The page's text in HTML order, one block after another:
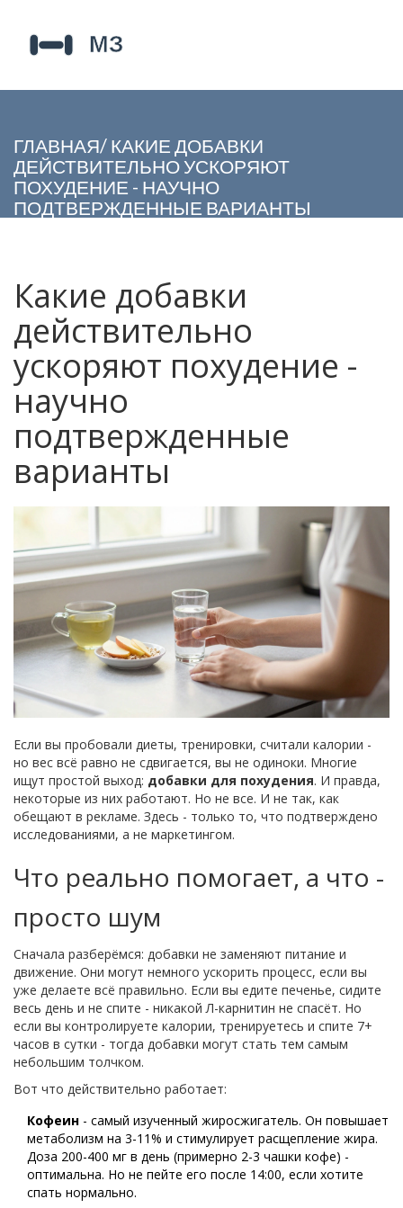
ГЛАВНАЯ/ КАКИЕ ДОБАВКИ
ДЕЙСТВИТЕЛЬНО УСКОРЯЮТ
ПОХУДЕНИЕ - НАУЧНО
ПОДТВЕРЖДЕННЫЕ ВАРИАНТЫ
Какие добавки
действительно
ускоряют похудение -
научно
подтвержденные
варианты
Если вы пробовали диеты, тренировки, считали калории -
но вес всё равно не сдвигается, вы не одиноки. Многие
ищут простой выход: добавки для похудения. И правда,
некоторые из них работают. Но не все. И не так, как
обещают в рекламе. Здесь - только то, что подтверждено
исследованиями, а не маркетингом.
Что реально помогает, а что -
просто шум
Сначала разберёмся: добавки не заменяют питание и
движение. Они могут немного ускорить процесс, если вы
уже делаете всё правильно. Если вы едите печенье, сидите
весь день и не спите - никакой Л-карнитин не спасёт. Но
если вы контролируете калории, тренируетесь и спите 7+
часов в сутки - тогда добавки могут стать тем самым
небольшим толчком.
Вот что действительно работает:
Кофеин - самый изученный жиросжигатель. Он повышает
метаболизм на 3-11% и стимулирует расщепление жира.
Доза 200-400 мг в день (примерно 2-3 чашки кофе) -
оптимальна. Но не пейте его после 14:00, если хотите
спать нормально.